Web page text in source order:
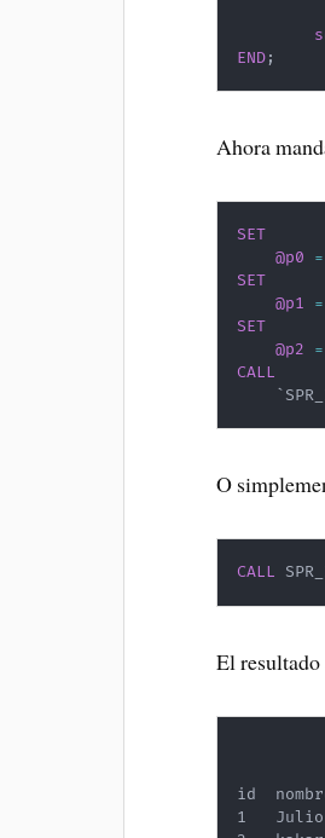
END;
Ahora
SET
@p0
=
SET
@p1
=
SET
@p2
=
CALL
`
O
CALL
El
id	nombres	RFC	direccion
1	Julio	xxx	conocido